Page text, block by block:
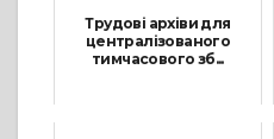
Трудові архіви для
централізованого
тимчасового зб...